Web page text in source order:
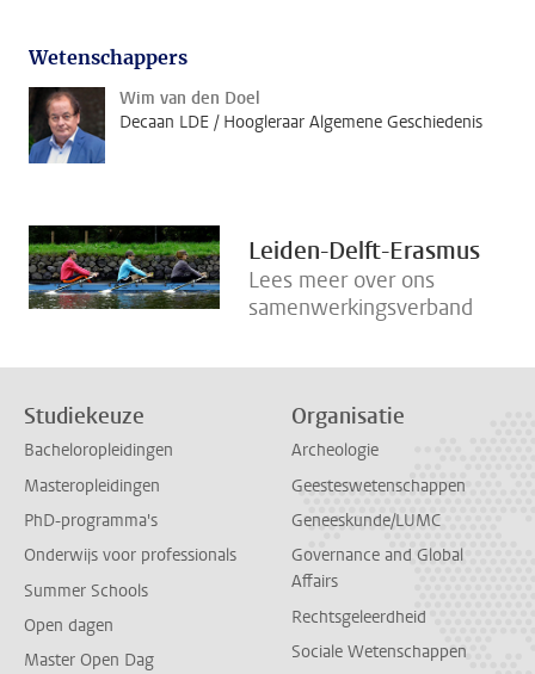
Wetenschappers
Wim van den Doel
Decaan LDE / Hoogleraar Algemene Geschiedenis
Leiden-Delft-Erasmus
Lees meer over ons
samenwerkingsverband
Studiekeuze
Bacheloropleidingen
Masteropleidingen
PhD-programma's
Onderwijs voor professionals
Summer Schools
Open dagen
Master Open Dag
Organisatie
Archeologie
Geesteswetenschappen
Geneeskunde/LUMC
Governance and Global
Affairs
Rechtsgeleerdheid
Sociale Wetenschappen